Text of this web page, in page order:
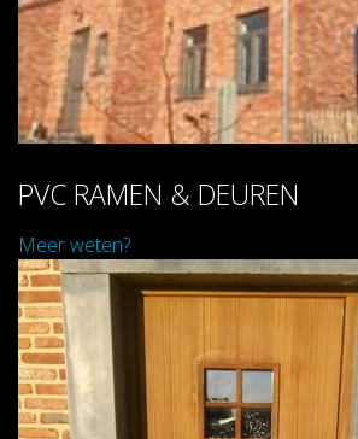
PVC RAMEN & DEUREN
Meer weten?